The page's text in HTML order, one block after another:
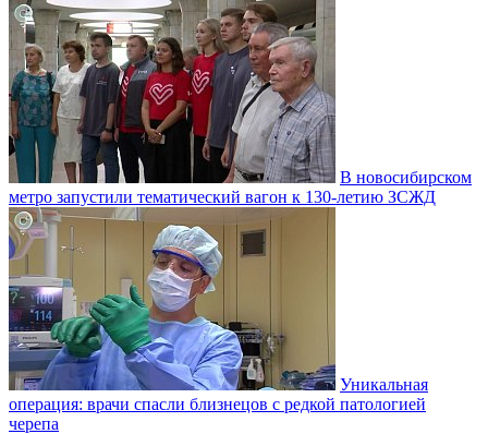
В новосибирском
метро запустили тематический вагон к 130-летию ЗСЖД
Уникальная
операция: врачи спасли близнецов с редкой патологией
черепа